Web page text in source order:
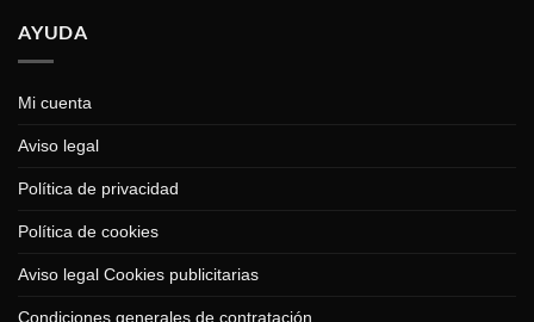
AYUDA
Mi cuenta
Aviso legal
Política de privacidad
Política de cookies
Aviso legal Cookies publicitarias
Condiciones generales de contratación